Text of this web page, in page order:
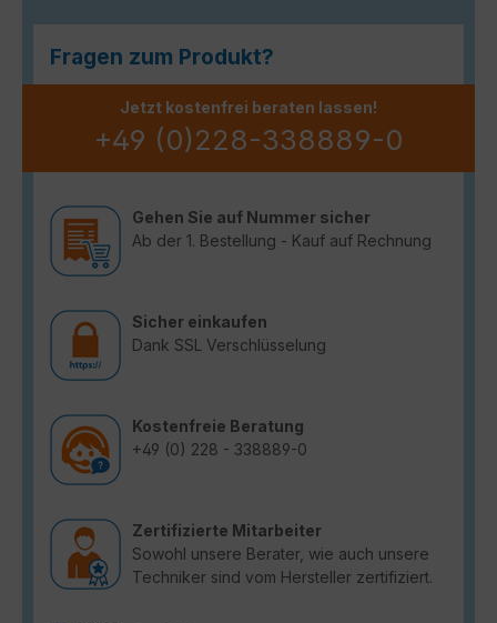
Fragen zum Produkt?
Jetzt kostenfrei beraten lassen!
+49 (0)228-338889-0
Gehen Sie auf Nummer sicher
Ab der 1. Bestellung - Kauf auf Rechnung
Sicher einkaufen
Dank SSL Verschlüsselung
Kostenfreie Beratung
+49 (0) 228 - 338889-0
Zertifizierte Mitarbeiter
Sowohl unsere Berater, wie auch unsere
Techniker sind vom Hersteller zertifiziert.